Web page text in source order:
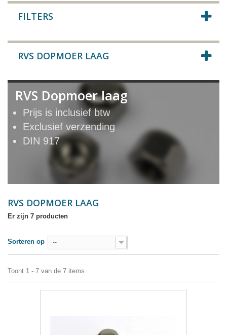
FILTERS
RVS DOPMOER LAAG
RVS Dopmoer laag
Prijs is inclusief btw
Exclusief verzending
DIN 917
RVS DOPMOER LAAG
Er zijn 7 producten
Sorteren op --
Toont 1 - 7 van de 7 items